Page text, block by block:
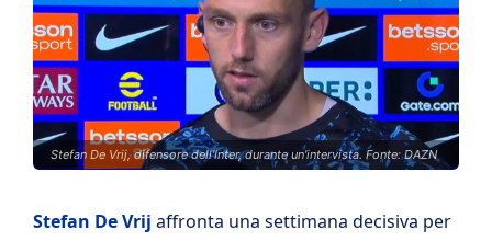
Stefan De Vrij, difensore dell'Inter, durante un'intervista. Fonte: DAZN
Stefan De Vrij affronta una settimana decisiva per